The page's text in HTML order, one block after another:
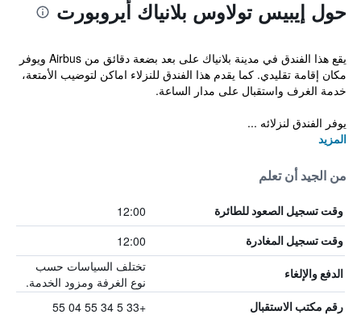
حول إيبيس تولاوس بلانياك أيروبورت
يقع هذا الفندق في مدينة بلانياك على بعد بضعة دقائق من Airbus ويوفر
مكان إقامة تقليدي. كما يقدم هذا الفندق للنزلاء اماكن لتوضيب الأمتعة،
خدمة الغرف واستقبال على مدار الساعة.
يوفر الفندق لنزلائه ...
المزيد
من الجيد أن تعلم
وقت تسجيل الصعود للطائرة 12:00
وقت تسجيل المغادرة 12:00
الدفع والإلغاء
تختلف السياسات حسب
نوع الغرفة ومزود الخدمة.
رقم مكتب الاستقبال +33 5 34 55 04 55